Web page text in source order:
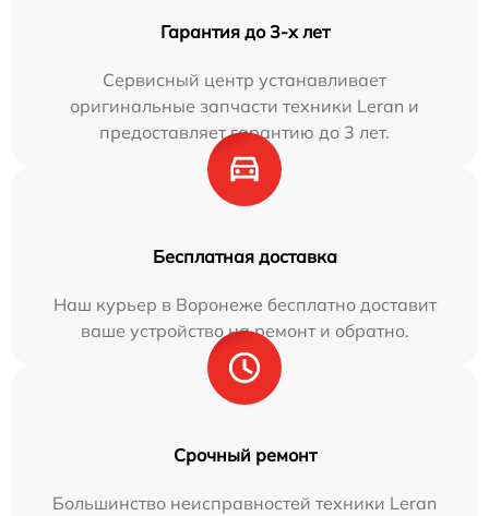
Гарантия до 3-х лет
Сервисный центр устанавливает
оригинальные запчасти техники Leran и
предоставляет гарантию до 3 лет.
Бесплатная доставка
Наш курьер в Воронеже бесплатно доставит
ваше устройство на ремонт и обратно.
Срочный ремонт
Большинство неисправностей техники Leran